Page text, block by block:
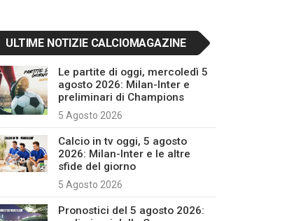
ULTIME NOTIZIE CALCIOMAGAZINE
Le partite di oggi, mercoledì 5
agosto 2026: Milan-Inter e
preliminari di Champions
5 Agosto 2026
Calcio in tv oggi, 5 agosto
2026: Milan-Inter e le altre
sfide del giorno
5 Agosto 2026
Pronostici del 5 agosto 2026: